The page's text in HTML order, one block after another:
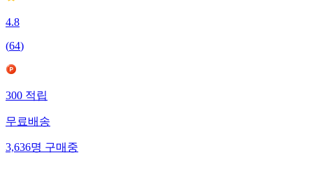
4.8
(64)
300 적립
무료배송
3,636명 구매중